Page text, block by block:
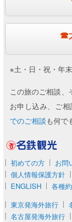
☎︎
※土・日・祝・年
この旅のご相談、
お申し込み、ご相
でのご相談も何で
初めての方 お問
個人情報保護方針
ENGLISH
各種
東京発海外旅行
名古屋発海外旅行